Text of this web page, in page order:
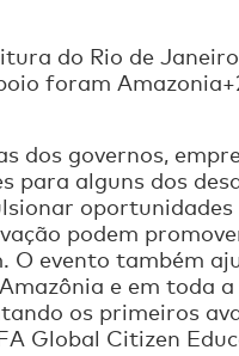
do Rio de
foram
dos governos,
para alguns dos
oportunidades
podem
O evento também
e em toda
os primeiros
Global Citizen